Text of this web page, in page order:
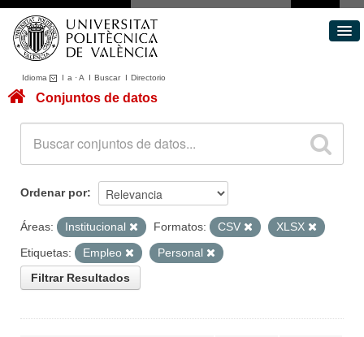
Idioma I a ·A I BuscarI Directorio
Conjuntos de datos
Acerca de
Portal de Transparencia
Conjuntos de datos
Ordenar por
Áreas: Institucional Formatos: CSV
XLSX
Etiquetas:
Empleo
Personal
Filtrar Resultados